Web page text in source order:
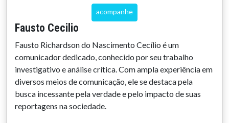
acompanhe
Fausto Cecilio
Fausto Richardson do Nascimento Cecílio é um
comunicador dedicado, conhecido por seu trabalho
investigativo e análise crítica. Com ampla experiência em
diversos meios de comunicação, ele se destaca pela
busca incessante pela verdade e pelo impacto de suas
reportagens na sociedade.